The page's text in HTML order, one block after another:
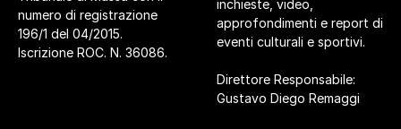
numero di registrazione
196/1 del 04/2015.
Iscrizione ROC. N. 36086.
inchieste, video,
approfondimenti e report di
eventi culturali e sportivi.
Direttore Responsabile:
Gustavo Diego Remaggi